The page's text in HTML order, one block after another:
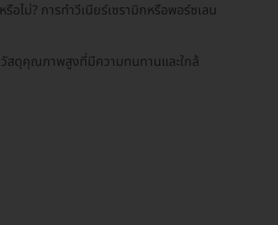
ม่? การทำวีเนียร์เซรามิกหรือพอร์ซเลน
สดุคุณภาพสูงที่มีความทนทานและใกล้